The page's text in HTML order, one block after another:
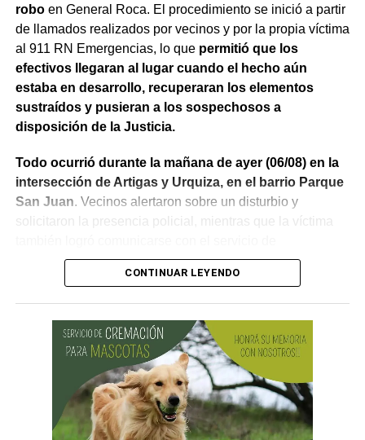
roboen General Roca. El procedimiento se inició a partir
de llamados realizados por vecinos y por la propia víctima
al 911 RN Emergencias, lo que permitió que los
efectivos llegaran al lugar cuando el hecho aún
estaba en desarrollo, recuperaran los elementos
sustraídos y pusieran a los sospechosos a
disposición de la Justicia.
Todo ocurrió durante la mañana de ayer (06/08) en la
intersección de Artigas y Urquiza, en el barrio Parque
San Juan. Vecinos alertaron sobre un disturbio y
solicitaron la presencia policial, mientras que la víctima
emergencias para informar lo que estaba ocurriendo.
hombres le habían sustraído una bolsa con dinero en
efectivo y dos teléfonos celulares. En el lugar se
recuperó parte de los bienes robados y se detuvo al
primer involucrado.
En forma paralela, otra comisión policial se dirigió a
CONTINUAR LEYENDO